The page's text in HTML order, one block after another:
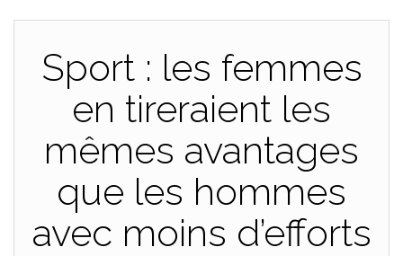
Sport : les femmes
en tireraient les
mêmes avantages
que les hommes
avec moins d’efforts